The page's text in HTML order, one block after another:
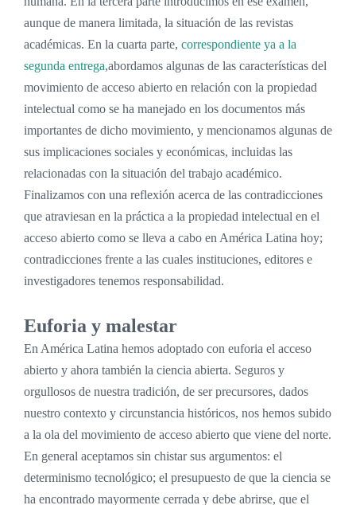
aunque de manera limitada, la situación de las revistas
académicas. En la cuarta parte, correspondiente ya a la
segunda entrega,abordamos algunas de las características del
movimiento de acceso abierto en relación con la propiedad
intelectual como se ha manejado en los documentos más
importantes de dicho movimiento, y mencionamos algunas de
sus implicaciones sociales y económicas, incluidas las
relacionadas con la situación del trabajo académico.
Finalizamos con una reflexión acerca de las contradicciones
que atraviesan en la práctica a la propiedad intelectual en el
acceso abierto como se lleva a cabo en América Latina hoy;
contradicciones frente a las cuales instituciones, editores e
investigadores tenemos responsabilidad.
Euforia y malestar
En América Latina hemos adoptado con euforia el acceso
abierto y ahora también la ciencia abierta. Seguros y
orgullosos de nuestra tradición, de ser precursores, dados
nuestro contexto y circunstancia históricos, nos hemos subido
a la ola del movimiento de acceso abierto que viene del norte.
En general aceptamos sin chistar sus argumentos: el
determinismo tecnológico; el presupuesto de que la ciencia se
ha encontrado mayormente cerrada y debe abrirse, que el